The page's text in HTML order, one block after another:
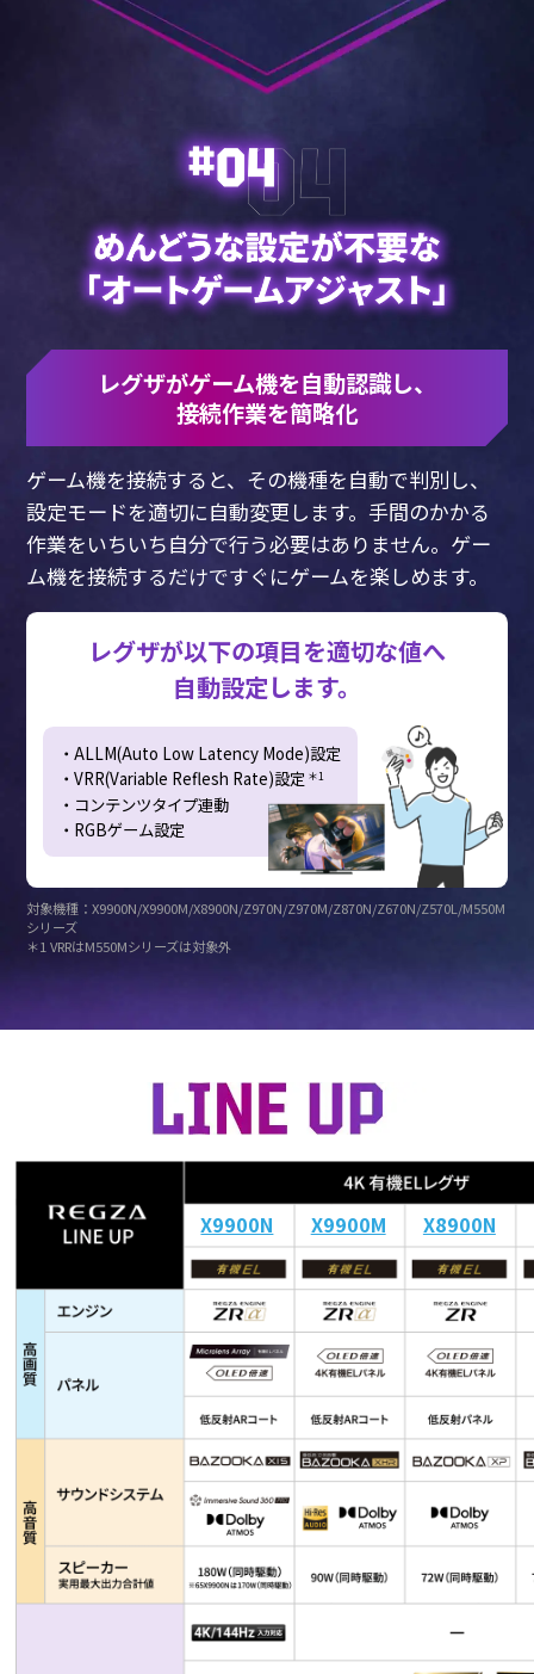
レグザがゲーム機を自動認識し、
接続作業を簡略化
ゲーム機を接続すると、その機種を自動で判別し、
設定モードを適切に自動変更します。 手間のかかる
作業をいちいち自分で行う必要はありません。 ゲー
ム機を接続するだけですぐにゲームを楽しめます。
レグザが以下の項目を適切な値へ
自動設定します。
・ALLM(Auto Low Latency Mode)設定
・VRR(Variable Reflesh Rate)設定 ＊1
・コンテンツタイプ連動
・RGBゲーム設定
対象機種：X9900N/X9900M/X8900N/Z970N/Z970M/Z870N/Z670N/Z570L/M550M
シリーズ
＊1 VRRはM550Mシリーズは対象外
X9900N X9900M X8900N